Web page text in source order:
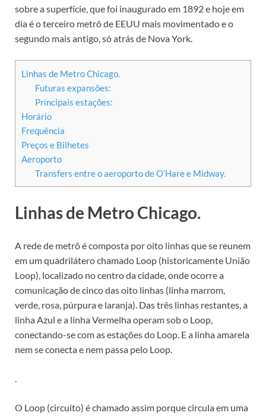
sobre a superfície, que foi inaugurado em 1892 e hoje em
dia é o terceiro metrô de EEUU mais movimentado e o
segundo mais antigo, só atrás de Nova York.
Linhas de Metro Chicago.
Futuras expansões:
Principais estações:
Horário
Frequência
Preços e Bilhetes
Aeroporto
Transfers entre o aeroporto de O’Hare e Midway.
Linhas de Metro Chicago.
A rede de metrô é composta por oito linhas que se reunem
em um quadrilátero chamado Loop (historicamente União
Loop), localizado no centro da cidade, onde ocorre a
comunicação de cinco das oito linhas (linha marrom,
verde, rosa, púrpura e laranja). Das três linhas restantes, a
linha Azul e a linha Vermelha operam sob o Loop,
conectando-se com as estações do Loop. E a linha amarela
nem se conecta e nem passa pelo Loop.
.
O Loop (circuito) é chamado assim porque circula em uma